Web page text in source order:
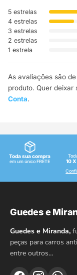
5 estrelas
4 estrelas
3 estrelas
2 estrelas
1 estrela
As avaliações são
produto. Quer deixar
Conta.
Toda sua compra
em um único FRETE 10
Guedes e
Guedes e Miranda,
peças para carros
entre outros…